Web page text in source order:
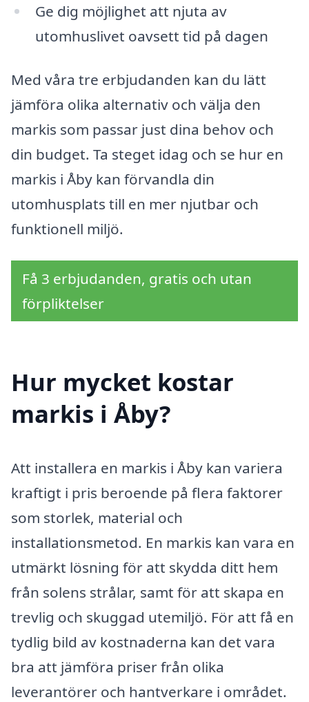
Ge dig möjlighet att njuta av
utomhuslivet oavsett tid på dagen
Med våra tre erbjudanden kan du lätt
jämföra olika alternativ och välja den
markis som passar just dina behov och
din budget. Ta steget idag och se hur en
markis i Åby kan förvandla din
utomhusplats till en mer njutbar och
funktionell miljö.
Få 3 erbjudanden, gratis och utan
förpliktelser
Hur mycket kostar
markis i Åby?
Att installera en markis i Åby kan variera
kraftigt i pris beroende på flera faktorer
som storlek, material och
installationsmetod. En markis kan vara en
utmärkt lösning för att skydda ditt hem
från solens strålar, samt för att skapa en
trevlig och skuggad utemiljö. För att få en
tydlig bild av kostnaderna kan det vara
bra att jämföra priser från olika
leverantörer och hantverkare i området.